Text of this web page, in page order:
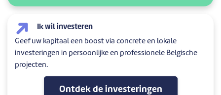
Ik wil investeren
Geef uw kapitaal een boost via concrete en lokale
investeringen in persoonlijke en professionele Belgische
projecten.
Ontdek de investeringen